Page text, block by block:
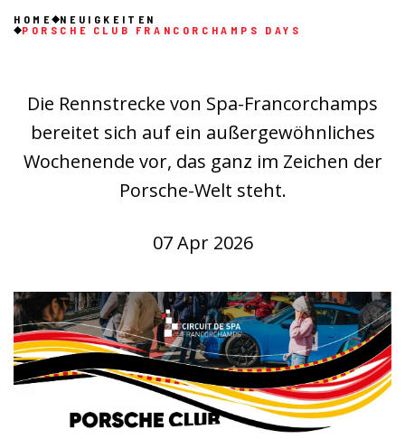
HOME
NEUIGKEITEN
PORSCHE CLUB FRANCORCHAMPS DAYS
Die Rennstrecke von Spa-Francorchamps
bereitet sich auf ein außergewöhnliches
Wochenende vor, das ganz im Zeichen der
Porsche-Welt steht.
07 Apr 2026